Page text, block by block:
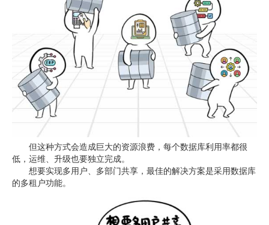
但这种方式会造成巨大的资源浪费，每个数据库利用率都很
低，运维、升级也要独立完成。
想要实现多用户、多部门共享，最佳的解决方案是采用数据库
的多租户功能。